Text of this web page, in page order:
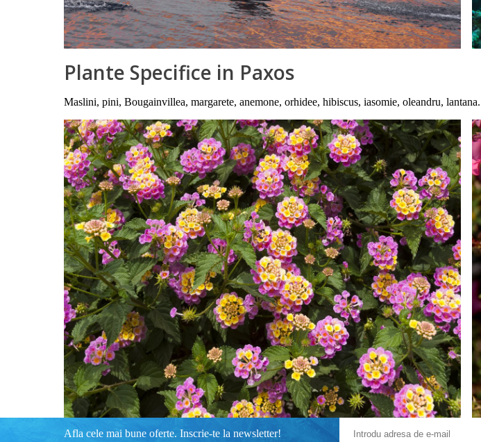
Plante Specifice in Paxos
Maslini, pini, Bougainvillea, margarete, anemone, orhidee, hibiscus, iasomie, oleandru, lantana.
Afla cele mai bune oferte. Inscrie-te la newsletter!